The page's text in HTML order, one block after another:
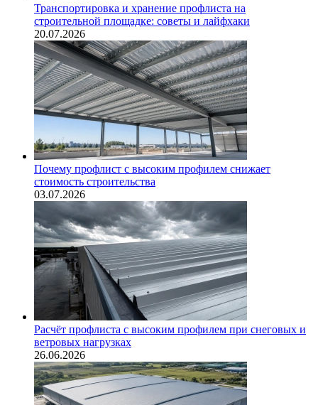
Транспортировка и хранение профлиста на
строительной площадке: советы и лайфхаки
20.07.2026
Почему профлист с высоким профилем снижает
стоимость строительства
03.07.2026
Расчёт профлиста с высоким профилем при снеговых и
ветровых нагрузках
26.06.2026